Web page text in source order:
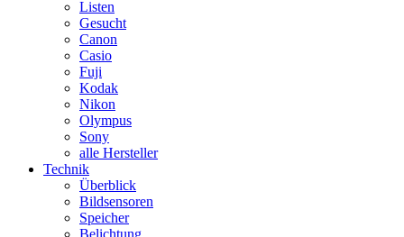
Listen
Gesucht
Canon
Casio
Fuji
Kodak
Nikon
Olympus
Sony
alle Hersteller
Technik
Überblick
Bildsensoren
Speicher
Belichtung